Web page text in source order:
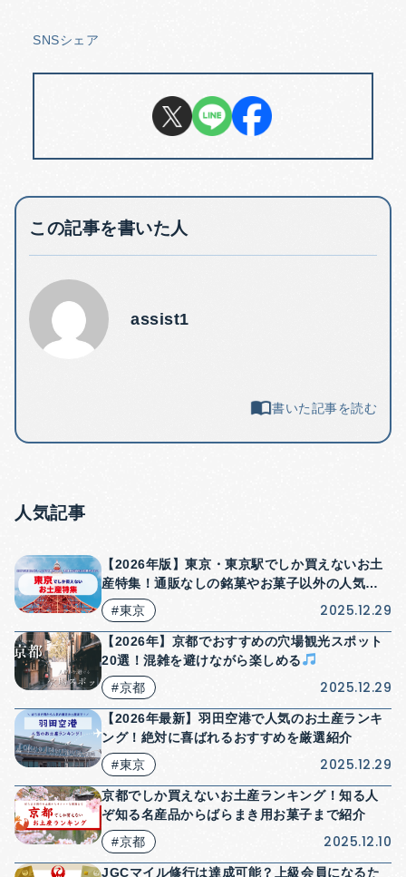
SNSシェア
この記事を書いた人
assist1
書いた記事を読む
人気記事
【2026年版】東京・東京駅でしか買えないお土
産特集！通販なしの銘菓やお菓子以外の人気商
品も紹介！
#東京 2025.12.29
【2026年】京都でおすすめの穴場観光スポット
20選！混雑を避けながら楽しめる
#京都
2025.12.29
【2026年最新】羽田空港で人気のお土産ランキ
ング！絶対に喜ばれるおすすめを厳選紹介
#東京
2025.12.29
京都でしか買えないお土産ランキング！知る人
ぞ知る名産品からばらまき用お菓子まで紹介
#京都
2025.12.10
JGCマイル修行は達成可能？上級会員になるた